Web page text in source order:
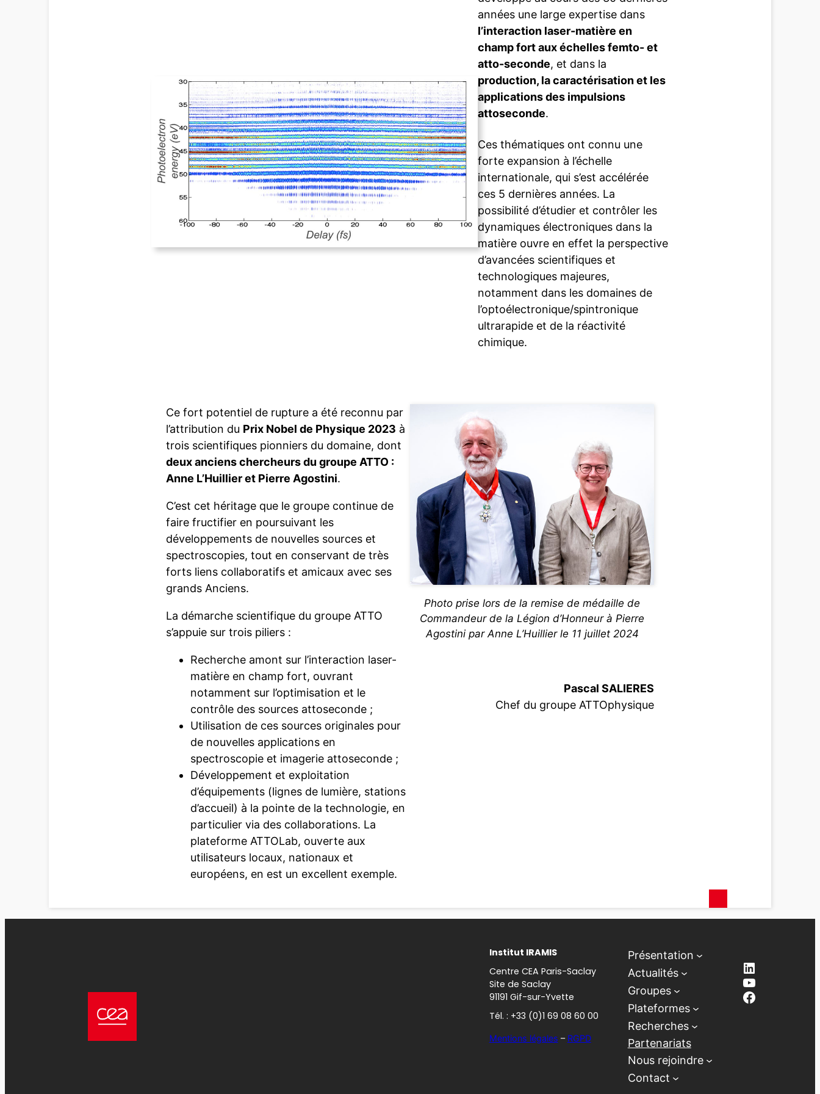
années une large expertise dans
l’interaction laser-matière en
champ fort aux échelles femto- et
atto-seconde, et dans la
production, la caractérisation et les
applications des impulsions
attoseconde.
Ces thématiques ont connu une
forte expansion à l’échelle
internationale, qui s’est accélérée
ces 5 dernières années. La
possibilité d’étudier et contrôler les
dynamiques électroniques dans la
matière ouvre en effet la perspective
d’avancées scientifiques et
technologiques majeures,
notamment dans les domaines de
l’optoélectronique/spintronique
ultrarapide et de la réactivité
chimique.
Ce fort potentiel de rupture a été reconnu par
l’attribution du Prix Nobel de Physique 2023 à
trois scientifiques pionniers du domaine, dont
deux anciens chercheurs du groupe ATTO :
Anne L’Huillier et Pierre Agostini.
C’est cet héritage que le groupe continue de
faire fructifier en poursuivant les
développements de nouvelles sources et
spectroscopies, tout en conservant de très
forts liens collaboratifs et amicaux avec ses
grands Anciens.
La démarche scientifique du groupe ATTO
s’appuie sur trois piliers :
Recherche amont sur l’interaction laser-
matière en champ fort, ouvrant
notamment sur l’optimisation et le
contrôle des sources attoseconde ;
Utilisation de ces sources originales pour
de nouvelles applications en
spectroscopie et imagerie attoseconde ;
Développement et exploitation
d’équipements (lignes de lumière, stations
d’accueil) à la pointe de la technologie, en
particulier via des collaborations. La
plateforme ATTOLab, ouverte aux
utilisateurs locaux, nationaux et
européens, en est un excellent exemple.
Photo prise lors de la remise de médaille de
Commandeur de la Légion d’Honneur à Pierre
Agostini par Anne L’Huillier le 11 juillet 2024
Pascal SALIERES
Chef du groupe ATTOphysique
Institut IRAMIS
Centre CEA Paris-Saclay
Site de Saclay
91191 Gif-sur-Yvette
Tél. : +33 (0)1 69 08 60 00
Mentions légales – RGPD
Présentation
Actualités
Groupes
Plateformes
Recherches
Partenariats
Nous rejoindre
Contact
LinkedIn
YouTube
Facebook